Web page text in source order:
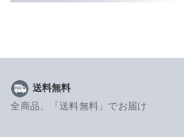
送料無料
全商品、「送料無料」でお届け